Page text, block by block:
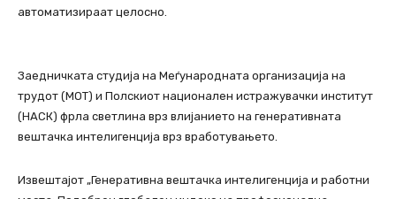
автоматизираат целосно.
Заедничката студија на Меѓународната организација на
трудот (МОТ) и Полскиот национален истражувачки институт
(НАСК) фрла светлина врз влијанието на генеративната
вештачка интелигенција врз вработувањето.
Извештајот „Генеративна вештачка интелигенција и работни